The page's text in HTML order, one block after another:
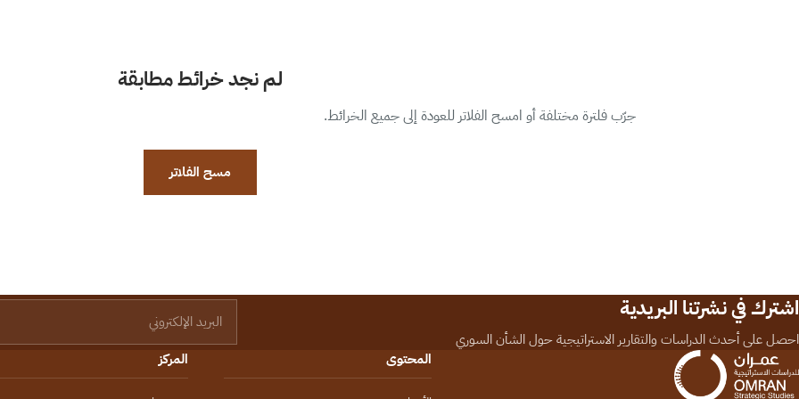
لم نجد خرائط مطابقة
جرّب فلترة مختلفة أو امسح الفلاتر للعودة إلى جميع الخرائط.
مسح الفلاتر
اشترك في نشرتنا البريدية
احصل على أحدث الدراسات والتقارير الاستراتيجية حول الشأن السوري
المحتوى
المركز